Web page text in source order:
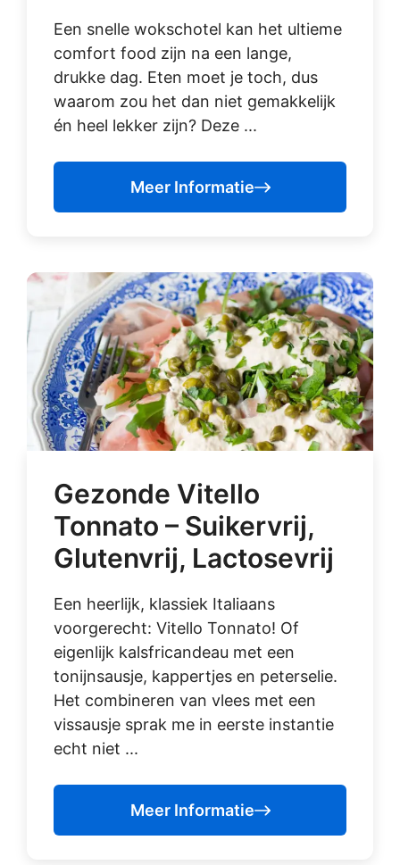
Een snelle wokschotel kan het ultieme
comfort food zijn na een lange,
drukke dag. Eten moet je toch, dus
waarom zou het dan niet gemakkelijk
én heel lekker zijn? Deze ...
Meer Informatie
Gezonde Vitello
Tonnato – Suikervrij,
Glutenvrij, Lactosevrij
Een heerlijk, klassiek Italiaans
voorgerecht: Vitello Tonnato! Of
eigenlijk kalsfricandeau met een
tonijnsausje, kappertjes en peterselie.
Het combineren van vlees met een
vissausje sprak me in eerste instantie
echt niet ...
Meer Informatie